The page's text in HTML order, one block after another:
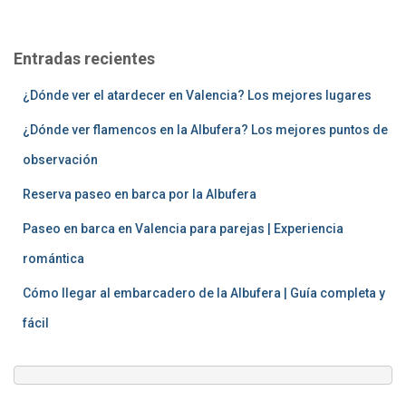
rEntradas recientes
¿Dónde ver el atardecer en Valencia? Los mejores lugares
¿Dónde ver flamencos en la Albufera? Los mejores puntos de
observación
Reserva paseo en barca por la Albufera
Paseo en barca en Valencia para parejas | Experiencia
romántica
Cómo llegar al embarcadero de la Albufera | Guía completa y
fácil